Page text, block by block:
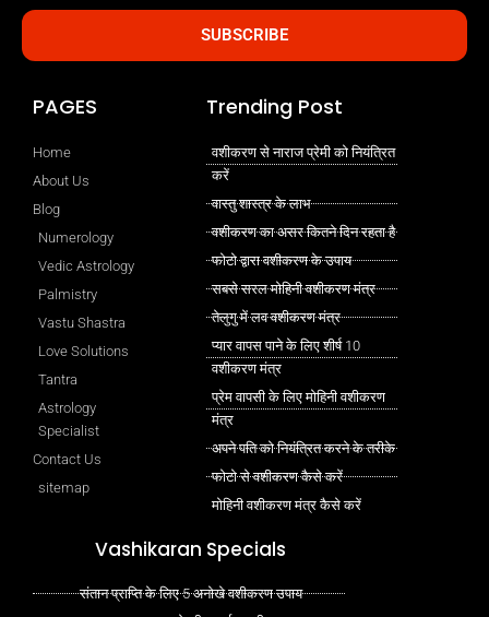
SUBSCRIBE
PAGES
Home
About Us
Blog
Numerology
Vedic Astrology
Palmistry
Vastu Shastra
Love Solutions
Tantra
Astrology
Specialist
Contact Us
sitemap
Trending Post
वशीकरण से नाराज प्रेमी को नियंत्रित
करें
वास्तु शास्त्र के लाभ
वशीकरण का असर कितने दिन रहता है
फोटो द्वारा वशीकरण के उपाय
सबसे सरल मोहिनी वशीकरण मंत्र
तेलुगु में लव वशीकरण मंत्र
प्यार वापस पाने के लिए शीर्ष 10
वशीकरण मंत्र
प्रेम वापसी के लिए मोहिनी वशीकरण
मंत्र
अपने पति को नियंत्रित करने के तरीके
फोटो से वशीकरण कैसे करें
मोहिनी वशीकरण मंत्र कैसे करें
Vashikaran Specials
संतान प्राप्ति के लिए 5 अनोखे वशीकरण उपाय